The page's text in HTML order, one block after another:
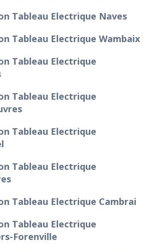
Tableau Electrique Naves
Tableau Electrique Wambaix
Tableau Electrique
Tableau Electrique
Tableau Electrique
Tableau Electrique
Tableau Electrique Cambrai
Tableau Electrique
Forenville